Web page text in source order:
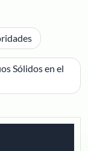
Sólidos en el